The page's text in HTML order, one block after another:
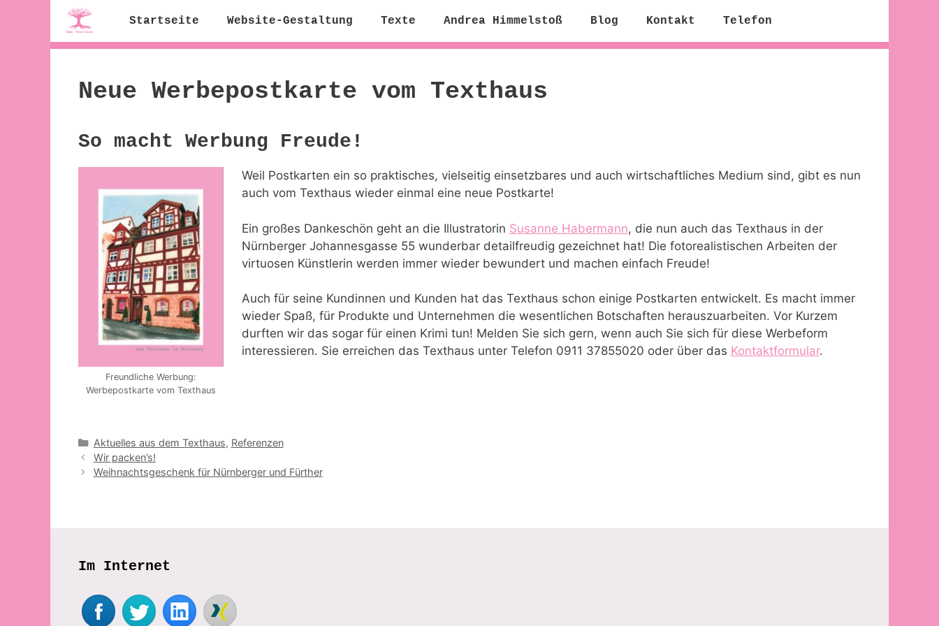
Startseite Website-Gestaltung Texte Andrea Himmelstoß Blog Kontakt Telefon
Neue Werbepostkarte vom Texthaus
So macht Werbung Freude!
Freundliche Werbung:
Werbepostkarte vom Texthaus
Weil Postkarten ein so praktisches, vielseitig einsetzbares und auch wirtschaftliches Medium sind, gibt es nun
auch vom Texthaus wieder einmal eine neue Postkarte!
Ein großes Dankeschön geht an die Illustratorin Susanne Habermann, die nun auch das Texthaus in der
Nürnberger Johannesgasse 55 wunderbar detailfreudig gezeichnet hat! Die fotorealistischen Arbeiten der
virtuosen Künstlerin werden immer wieder bewundert und machen einfach Freude!
Auch für seine Kundinnen und Kunden hat das Texthaus schon einige Postkarten entwickelt. Es macht immer
wieder Spaß, für Produkte und Unternehmen die wesentlichen Botschaften herauszuarbeiten. Vor Kurzem
durften wir das sogar für einen Krimi tun! Melden Sie sich gern, wenn auch Sie sich für diese Werbeform
interessieren. Sie erreichen das Texthaus unter Telefon 0911 37855020 oder über das Kontaktformular.
Kategorien
Aktuelles aus dem Texthaus, Referenzen
Wir packen’s!
Weihnachtsgeschenk für Nürnberger und Fürther
Im Internet